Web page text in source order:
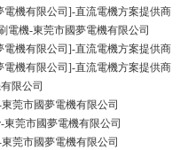
電機有限公司]-直流電機方案提供商
電機-東莞市國夢電機有限公司
電機有限公司]-直流電機方案提供商
電機有限公司]-直流電機方案提供商
限公司
莞市國夢電機有限公司
東莞市國夢電機有限公司
莞市國夢電機有限公司